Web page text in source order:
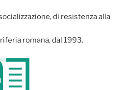
di resistenza alla
romana, dal 1993.